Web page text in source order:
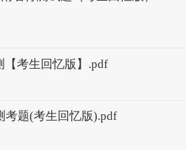
【考生回忆版】.pdf
考题(考生回忆版).pdf